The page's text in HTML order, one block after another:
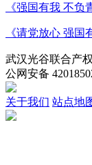
《强国有我 不
《请党放心 强
武汉光谷联合产
公网安备
关于我们 站点地